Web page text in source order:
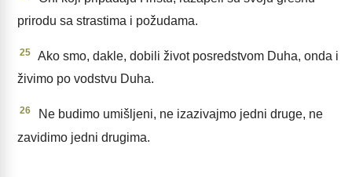
prirodu sa strastima i požudama.
25
Ako smo, dakle, dobili život posredstvom Duha, onda i
živimo po vodstvu Duha.
26
Ne budimo umišljeni, ne izazivajmo jedni druge, ne
zavidimo jedni drugima.